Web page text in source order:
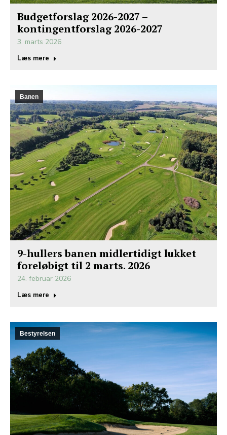
Budgetforslag 2026-2027 –
kontingentforslag 2026-2027
3. marts 2026
Læs mere
Banen
9-hullers banen midlertidigt lukket
foreløbigt til 2 marts. 2026
24. februar 2026
Læs mere
Bestyrelsen